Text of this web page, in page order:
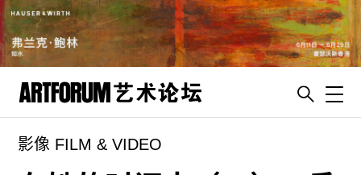
artguide
影像 FILM & VIDEO